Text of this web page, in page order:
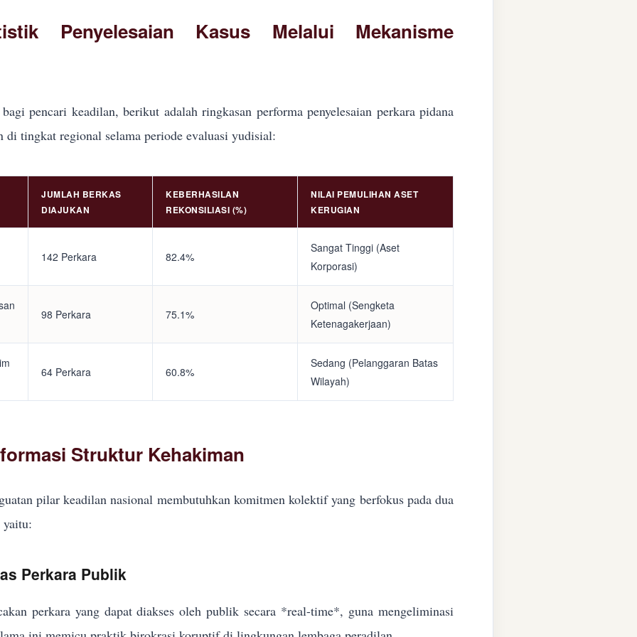
Penyelesaian Kasus Melalui Mekanisme
pencari keadilan, berikut adalah ringkasan performa penyelesaian perkara pidana
di tingkat regional selama periode evaluasi yudisial:
JUMLAH BERKAS
DIAJUKAN
KEBERHASILAN
REKONSILIASI (%)
NILAI PEMULIHAN ASET
KERUGIAN
142 Perkara 82.4%
Sangat Tinggi (Aset
Korporasi)
98 Perkara 75.1%
Optimal (Sengketa
Ketenagakerjaan)
64 Perkara 60.8%
Sedang (Pelanggaran Batas
Wilayah)
Struktur Kehakiman
pilar keadilan nasional membutuhkan komitmen kolektif yang berfokus pada dua
yaitu:
Perkara Publik
perkara yang dapat diakses oleh publik secara *real-time*, guna mengeliminasi